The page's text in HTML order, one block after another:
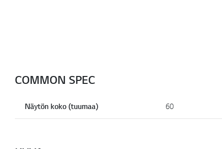
COMMON SPEC
Näytön koko (tuumaa) 60